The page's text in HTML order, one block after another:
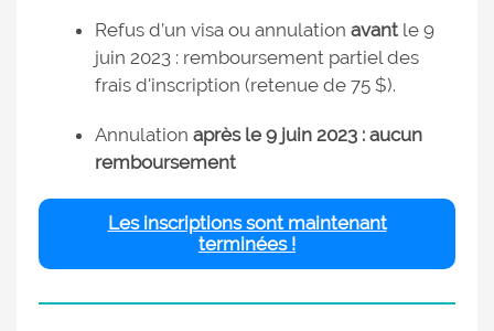
Refus d’un visa ou annulation avant le 9
juin 2023 : remboursement partiel des
frais d'inscription (retenue de 75 $).
Annulation après le 9 juin 2023 : aucun
remboursement
Les inscriptions sont maintenant
terminées !